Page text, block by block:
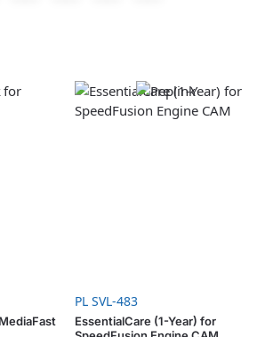
PL SVL-483
EssentialCare (1-Year) for